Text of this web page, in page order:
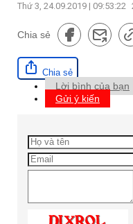
Thứ 3, 24.09.2019 | 09:53:22
Chia sẻ
Chia sẻ
Lời bình của bạn
Gửi ý kiến